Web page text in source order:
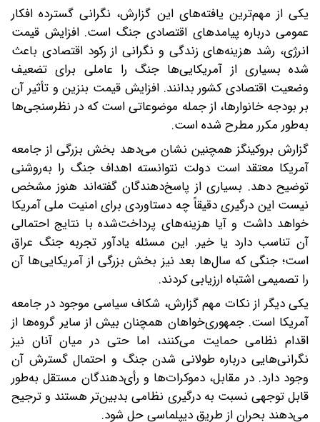
یکی از مهم‌ترین یافته‌های این گزارش، نگرانی گسترده افکار
عمومی درباره پیامدهای اقتصادی جنگ است. افزایش قیمت
انرژی، رشد هزینه‌های زندگی و نگرانی از رکود اقتصادی باعث
شده بسیاری از آمریکایی‌ها جنگ را عاملی برای تضعیف
وضعیت اقتصادی کشور بدانند. افزایش قیمت بنزین و تأثیر آن
بر بودجه خانوارها، از جمله موضوعاتی است که در نظرسنجی‌ها
به‌طور مکرر مطرح شده است.
گزارش بروکینگز همچنین نشان می‌دهد بخش بزرگی از جامعه
آمریکا معتقد است دولت نتوانسته اهداف جنگ را به‌روشنی
توضیح دهد. بسیاری از پاسخ‌دهندگان گفته‌اند هنوز مشخص
نیست این درگیری دقیقاً چه دستاوردی برای امنیت ملی آمریکا
خواهد داشت و آیا هزینه‌های پرداخت‌شده با نتایج احتمالی
آن تناسب دارد یا خیر. این مسئله یادآور تجربه جنگ عراق
است؛ جنگی که سال‌ها بعد نیز بخش بزرگی از آمریکایی‌ها آن
را تصمیمی اشتباه ارزیابی کردند.
یکی دیگر از نکات مهم گزارش، شکاف سیاسی موجود در جامعه
آمریکا است. جمهوری‌خواهان همچنان بیش از سایر گروه‌ها از
اقدام نظامی حمایت می‌کنند، اما حتی در میان آنان نیز
نگرانی‌هایی درباره طولانی شدن جنگ و احتمال گسترش آن
وجود دارد. در مقابل، دموکرات‌ها و رأی‌دهندگان مستقل به‌طور
قابل توجهی نسبت به درگیری نظامی بدبین‌تر هستند و ترجیح
می‌دهند بحران از طریق دیپلماسی حل شود.